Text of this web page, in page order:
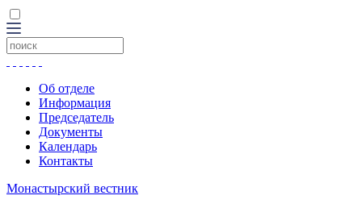
Об отделе
Информация
Председатель
Документы
Календарь
Контакты
Монастырский вестник